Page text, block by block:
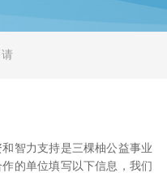
智力支持是三棵柚公益事业
的单位填写以下信息，我们